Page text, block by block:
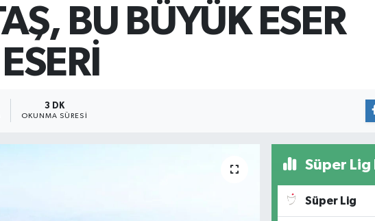
BU BÜYÜK ESER
3 DK
OKUNMA SÜRESI
Süper Lig
Süper Lig